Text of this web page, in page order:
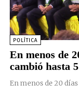
POLÍTICA
En menos de
cambió hasta
En menos de 20